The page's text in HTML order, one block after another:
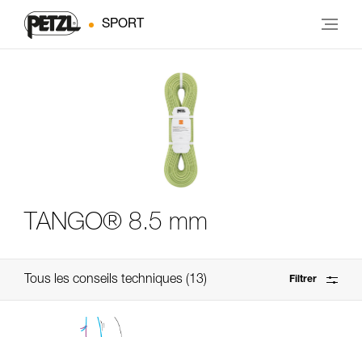
SPORT
TANGO® 8.5 mm
Tous les conseils techniques 13 Filtrer